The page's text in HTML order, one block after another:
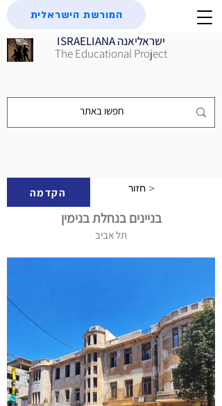
ISRAELIANA ישראליאנה
The Educational Project
המורשת הישראלית
הקדמה חזור >
בניינים בנחלת בנימין
תל אביב